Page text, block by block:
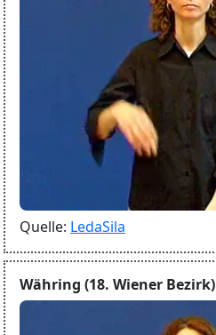
Quelle: LedaSila
Währing (18. Wiener Bezirk)